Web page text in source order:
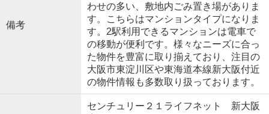
備考
わせの多い、敷地内ごみ置き場がありま
す。こちらはマンションタイプになりま
す。2駅利用できるマンションは電車で
の移動が便利です。様々なニーズに合っ
た物件を豊富に取り揃えており、注目の
大阪市東淀川区や東海道本線新大阪付近
の物件情報も多数取り扱っております。
センチュリー２１ライフネット 新大阪